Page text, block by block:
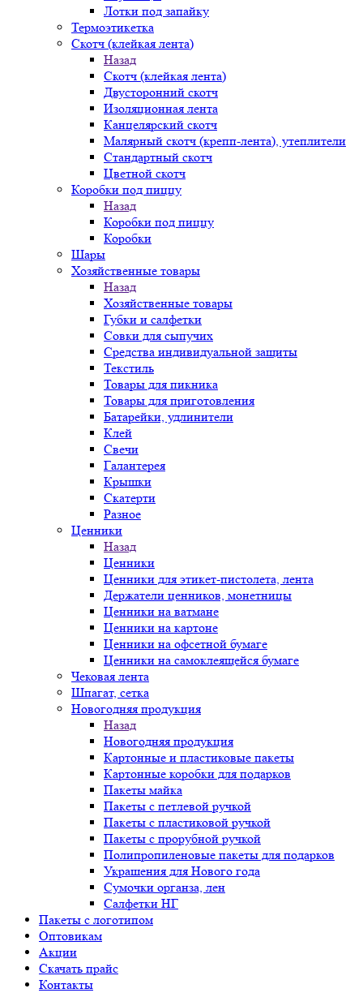
Лотки под запайку
Термоэтикетка
Скотч (клейкая лента)
Назад
Скотч (клейкая лента)
Двусторонний скотч
Изоляционная лента
Канцелярский скотч
Малярный скотч (крепп-лента), утеплители
Стандартный скотч
Цветной скотч
Коробки под пиццу
Назад
Коробки под пиццу
Коробки
Шары
Хозяйственные товары
Назад
Хозяйственные товары
Губки и салфетки
Совки для сыпучих
Средства индивидуальной защиты
Текстиль
Товары для пикника
Товары для приготовления
Батарейки, удлинители
Клей
Свечи
Галантерея
Крышки
Скатерти
Разное
Ценники
Назад
Ценники
Ценники для этикет-пистолета, лента
Держатели ценников, монетницы
Ценники на ватмане
Ценники на картоне
Ценники на офсетной бумаге
Ценники на самоклеящейся бумаге
Чековая лента
Шпагат, сетка
Новогодняя продукция
Назад
Новогодняя продукция
Картонные и пластиковые пакеты
Картонные коробки для подарков
Пакеты майка
Пакеты с петлевой ручкой
Пакеты с пластиковой ручкой
Пакеты с прорубной ручкой
Полипропиленовые пакеты для подарков
Украшения для Нового года
Сумочки органза, лен
Салфетки НГ
Пакеты с логотипом
Оптовикам
Акции
Скачать прайс
Контакты